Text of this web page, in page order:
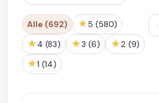
Alle (692) ★ 5 (580)
★ 4 (83) ★ 3 (6) ★ 2 (9)
★ 1 (14)